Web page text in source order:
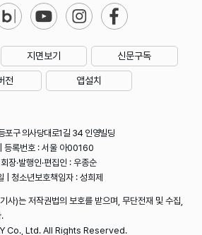
지면보기 신문구독
전 앱설치
포구 의사당대로1길 34 인영빌딩
록번호 : 서울 아00160
·발행인·편집인 : 우종순
청소년보호책임자 : 성희제
사)는 저작권법의 보호를 받으며, 무단전재 및 수집,
Co., Ltd. All Rights Reserved.